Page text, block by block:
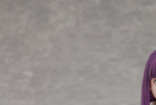
配送毎にNT$100、NT$1,300以上で送料無料
宅配-離島(澎湖/金門/馬祖)-木棉花樂園專用